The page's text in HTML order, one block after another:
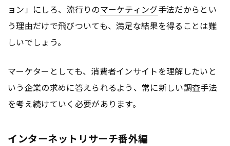
ョン」にしろ、流行りのマーケティング手法だからとい
う理由だけで飛びついても、満足な結果を得ることは難
しいでしょう。
マーケターとしても、消費者インサイトを理解したいと
いう企業の求めに答えられるよう、常に新しい調査手法
を考え続けていく必要があります。
インターネットリサーチ番外編